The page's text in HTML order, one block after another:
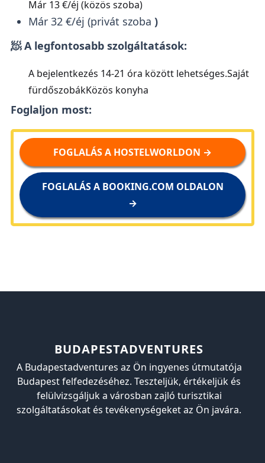
Már 13 €/éj (közös szoba)
Már 32 €/éj (privát szoba )
🧖 A legfontosabb szolgáltatások:
A bejelentkezés 14-21 óra között lehetséges.Saját
fürdőszobákKözös konyha
Foglaljon most:
FOGLALÁS A HOSTELWORLDON →
FOGLALÁS A BOOKING.COM OLDALON
→
BUDAPESTADVENTURES
A Budapestadventures az Ön ingyenes útmutatója
Budapest felfedezéséhez. Teszteljük, értékeljük és
felülvizsgáljuk a városban zajló turisztikai
szolgáltatásokat és tevékenységeket az Ön javára.